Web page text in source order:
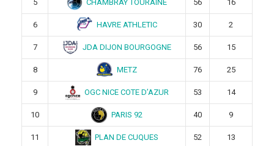
5 CHAMBRAY TOURAINE 56 16
6 HAVRE ATHLETIC 30 2
7 JDA DIJON BOURGOGNE 56 15
8 METZ 76 25
9 OGC NICE COTE D’AZUR 53 14
10 PARIS 92 40 9
11 PLAN DE CUQUES 52 13